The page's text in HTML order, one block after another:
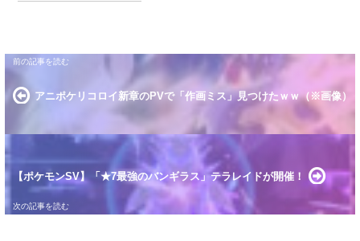
アニポケリコロイ新章のPVで「作画ミス」見つけたｗｗ（※画像）
【ポケモンSV】「★7最強のバンギラス」テラレイドが開催！